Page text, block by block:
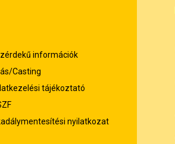
információk
Casting
tájékoztató
nyilatkozat